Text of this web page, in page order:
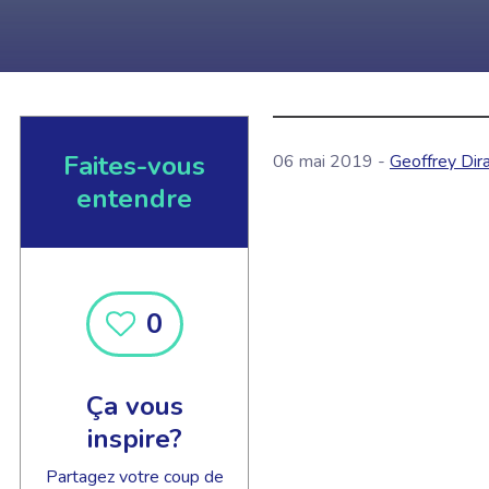
Faites-vous
entendre
0
Ça vous
inspire?
Partagez votre coup de
06 mai 2019 - Geoffrey